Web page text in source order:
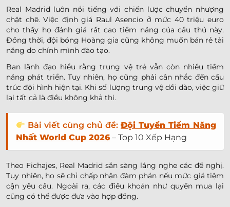
Real Madrid luôn nổi tiếng với chiến lược chuyển nhượng
chặt chẽ. Việc định giá Raul Asencio ở mức 40 triệu euro
cho thấy họ đánh giá rất cao tiềm năng của cầu thủ này.
Đồng thời, đội bóng Hoàng gia cũng không muốn bán rẻ tài
năng do chính mình đào tạo.
Ban lãnh đạo hiểu rằng trung vệ trẻ vẫn còn nhiều tiềm
năng phát triển. Tuy nhiên, họ cũng phải cân nhắc đến cấu
trúc đội hình hiện tại. Khi số lượng trung vệ dồi dào, việc giữ
lại tất cả là điều không khả thi.
Bài viết cùng chủ đề: Đội Tuyển Tiềm Năng
Nhất World Cup 2026 – Top 10 Xếp Hạng
Theo Fichajes, Real Madrid sẵn sàng lắng nghe các đề nghị.
Tuy nhiên, họ sẽ chỉ chấp nhận đàm phán nếu mức giá tiệm
cận yêu cầu. Ngoài ra, các điều khoản như quyền mua lại
cũng có thể được đưa vào hợp đồng.